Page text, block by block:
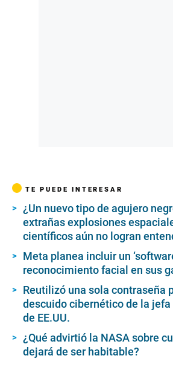
TE PUEDE INTERESAR
¿Un nuevo tipo de agujero
extrañas explosiones
científicos aún no logran
Meta planea incluir un
reconocimiento facial en sus
Reutilizó una sola contraseña
descuido cibernético de la
de EE.UU.
¿Qué advirtió la NASA sobre
dejará de ser habitable?